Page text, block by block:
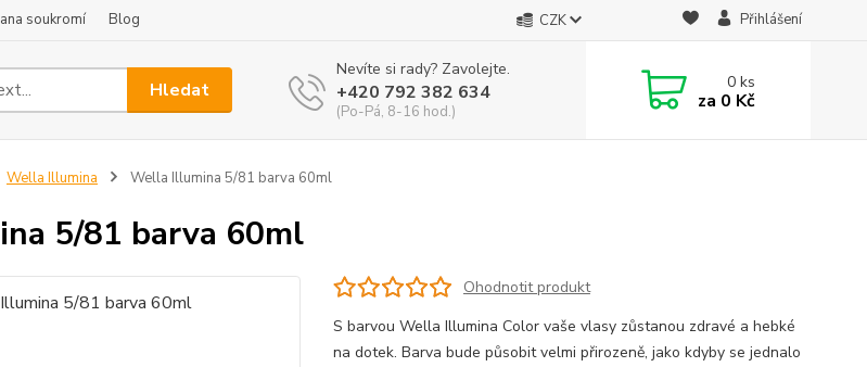
soukromí Blog CZK Přihlášení
Hledat
Nevíte si rady? Zavolejte.
+420 792 382 634
(Po-Pá, 8-16 hod.)
0ks
za 0 Kč
Wella Illumina Wella Illumina 5/81 barva 60ml
5/81 barva 60ml
Ohodnotit produkt
S barvou Wella Illumina Color vaše vlasy zůstanou zdravé a hebké
na dotek. Barva bude působit velmi přirozeně, jako kdyby se jednalo